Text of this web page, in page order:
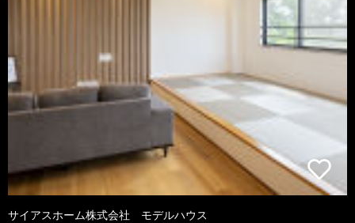
サイアスホーム株式会社 モデルハウス